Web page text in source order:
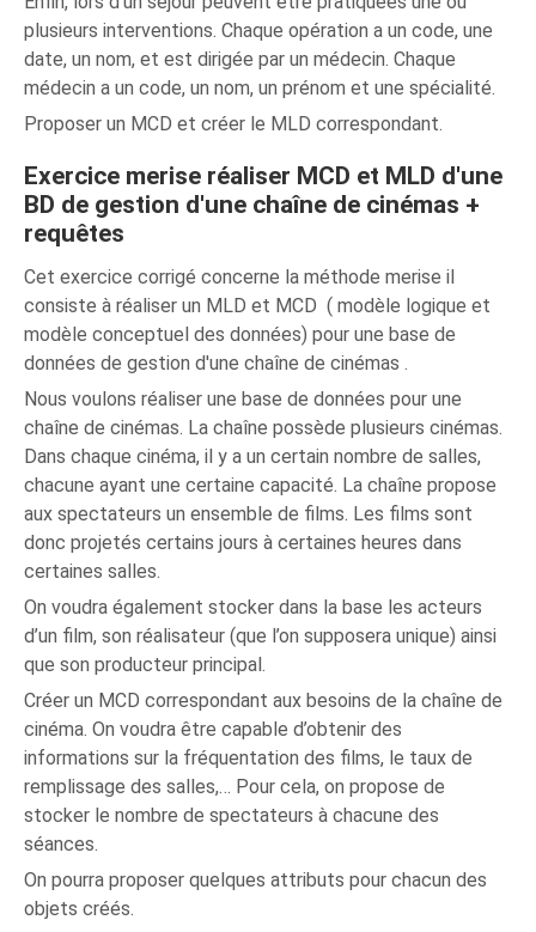
plusieurs interventions. Chaque opération a un code, une
date, un nom, et est dirigée par un médecin. Chaque
médecin a un code, un nom, un prénom et une spécialité.
Proposer un MCD et créer le MLD correspondant.
Exercice merise réaliser MCD et MLD d'une
BD de gestion d'une chaîne de cinémas +
requêtes
Cet exercice corrigé concerne la méthode merise il
consiste à réaliser un MLD et MCD ( modèle logique et
modèle conceptuel des données) pour une base de
données de gestion d'une chaîne de cinémas .
Nous voulons réaliser une base de données pour une
chaîne de cinémas. La chaîne possède plusieurs cinémas.
Dans chaque cinéma, il y a un certain nombre de salles,
chacune ayant une certaine capacité. La chaîne propose
aux spectateurs un ensemble de films. Les films sont
donc projetés certains jours à certaines heures dans
certaines salles.
On voudra également stocker dans la base les acteurs
d’un film, son réalisateur (que l’on supposera unique) ainsi
que son producteur principal.
Créer un MCD correspondant aux besoins de la chaîne de
cinéma. On voudra être capable d’obtenir des
informations sur la fréquentation des films, le taux de
remplissage des salles,… Pour cela, on propose de
stocker le nombre de spectateurs à chacune des
séances.
On pourra proposer quelques attributs pour chacun des
objets créés.